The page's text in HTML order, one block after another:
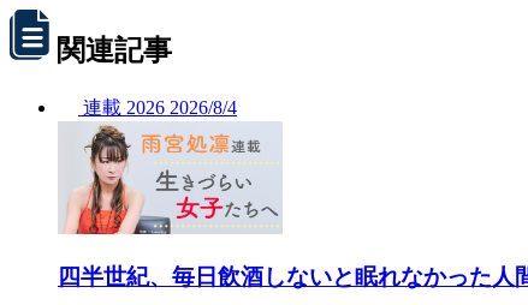
関連記事
連載 2026 2026/8/4
四半世紀、毎日飲酒しないと眠れなかった人